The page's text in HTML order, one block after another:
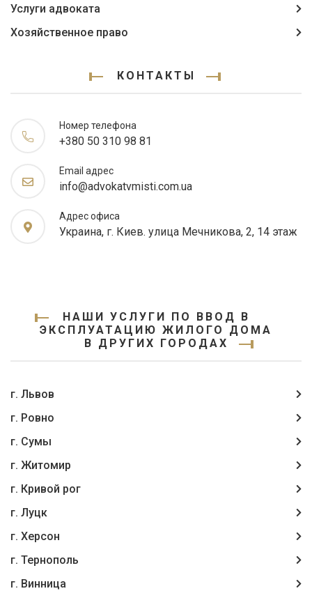
Услуги адвоката
Хозяйственное право
КОНТАКТЫ
Номер телефона
+380 50 310 98 81
Email адрес
info@advokatvmisti.com.ua
Адрес офиса
Украина, г. Киев. улица Мечникова, 2, 14 этаж
НАШИ УСЛУГИ ПО ВВОД В
ЭКСПЛУАТАЦИЮ ЖИЛОГО ДОМА
В ДРУГИХ ГОРОДАХ
г. Львов
г. Ровно
г. Сумы
г. Житомир
г. Кривой рог
г. Луцк
г. Херсон
г. Тернополь
г. Винница